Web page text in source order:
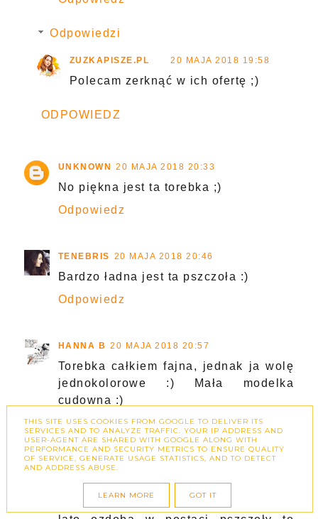
Odpowiedzi
ZUZKAPISZE.PL 20 MAJA 2018 19:58
Polecam zerknąć w ich ofertę ;)
ODPOWIEDZ
UNKNOWN 20 MAJA 2018 20:33
No piękna jest ta torebka ;)
Odpowiedz
TENEBRIS 20 MAJA 2018 20:46
Bardzo ładna jest ta pszczoła :)
Odpowiedz
HANNA B 20 MAJA 2018 20:57
Torebka całkiem fajna, jednak ja wolę
jednokolorowe :) Mała modelka
cudowna :)
Odpowiedz
KASIA | JUSTSTAYCLASSY.COM.PL
2018 21:55
THIS SITE USES COOKIES FROM GOOGLE TO DELIVER ITS
SERVICES AND TO ANALYZE TRAFFIC. YOUR IP ADDRESS AND
USER-AGENT ARE SHARED WITH GOOGLE ALONG WITH
PERFORMANCE AND SECURITY METRICS TO ENSURE QUALITY
OF SERVICE, GENERATE USAGE STATISTICS, AND TO DETECT
AND ADDRESS ABUSE.
LEARN MORE GOT IT